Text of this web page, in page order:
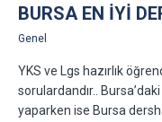
BURSA EN İYI
Genel
YKS ve Lgs hazırlık
sorulardandır..
yaparken ise Bursa